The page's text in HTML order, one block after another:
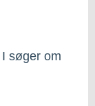
søger om